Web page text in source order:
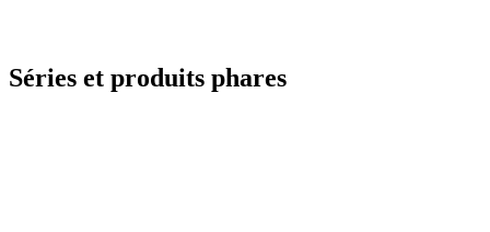
Séries et produits phares